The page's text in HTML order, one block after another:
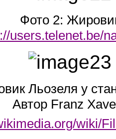
Фото 2:
users.telenet.be/
Льозеля у
Автор Franz
wiki/